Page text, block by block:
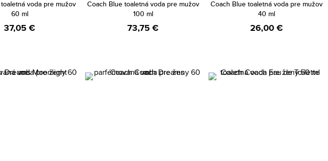
voda pre mužov
60 ml
37,05 €
Coach Blue toaletná voda pre mužov
100 ml
73,75 €
Coach Blue toaletná voda pre mužov
40 ml
26,00 €